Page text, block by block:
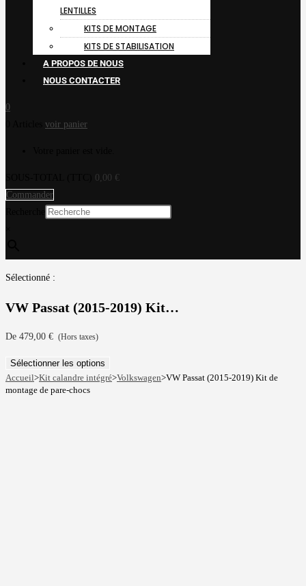
LENTILLES
KITS DE MONTAGE
KITS DE STABILISATION
A PROPOS DE NOUS
NOUS CONTACTER
0
voir panier
0,00 €
Commander
Sélectionné :
VW Passat (2015-2019) Kit…
De 479,00 € (Hors taxes)
Sélectionner les options
Accueil>Kit calandre intégré>Volkswagen>VW Passat (2015-2019) Kit de
montage de pare-chocs